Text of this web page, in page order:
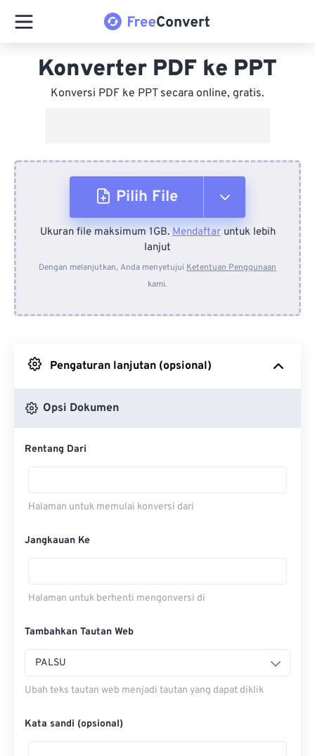
Konverter PDF ke PPT
Konversi PDF ke PPT secara online, gratis.
Pilih File
Dari Perangkat
Dari Dropbox
Ukuran file maksimum 1GB.Mendaftaruntuk lebih
lanjut
Dengan melanjutkan, Anda menyetujui Ketentuan Penggunaan
kami.
Pengaturan lanjutan (opsional)
Opsi Dokumen
Rentang Dari
Halaman untuk memulai konversi dari
Jangkauan Ke
Halaman untuk berhenti mengonversi di
Tambahkan Tautan Web
PALSU
Ubah teks tautan web menjadi tautan yang dapat diklik
Kata sandi (opsional)